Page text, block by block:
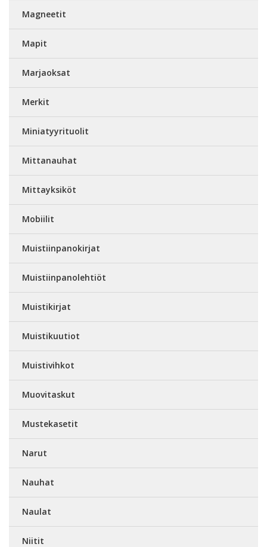
Magneetit
Mapit
Marjaoksat
Merkit
Miniatyyrituolit
Mittanauhat
Mittayksiköt
Mobiilit
Muistiinpanokirjat
Muistiinpanolehtiöt
Muistikirjat
Muistikuutiot
Muistivihkot
Muovitaskut
Mustekasetit
Narut
Nauhat
Naulat
Niitit